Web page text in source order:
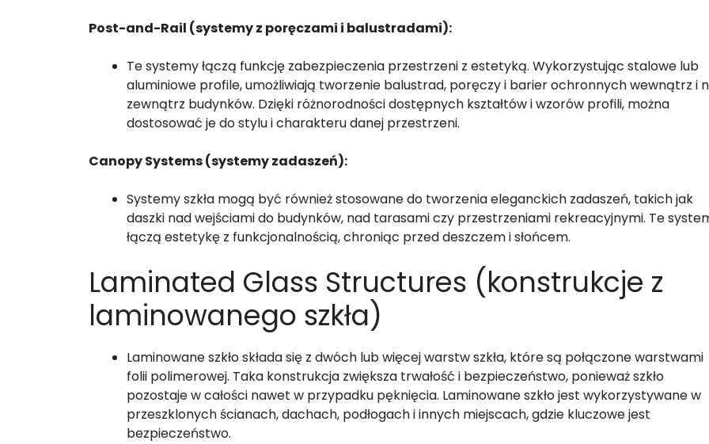
Post-and-Rail (systemy z poręczami i balustradami):
Te systemy łączą funkcję zabezpieczenia przestrzeni z estetyką. Wykorzystując stalowe lub
aluminiowe profile, umożliwiają tworzenie balustrad, poręczy i barier ochronnych wewnątrz i
zewnątrz budynków. Dzięki różnorodności dostępnych kształtów i wzorów profili, można
dostosować je do stylu i charakteru danej przestrzeni.
Canopy Systems (systemy zadaszeń):
Systemy szkła mogą być również stosowane do tworzenia eleganckich zadaszeń, takich jak
daszki nad wejściami do budynków, nad tarasami czy przestrzeniami rekreacyjnymi. Te
łączą estetykę z funkcjonalnością, chroniąc przed deszczem i słońcem.
Laminated Glass Structures (konstrukcje z
laminowanego szkła)
Laminowane szkło składa się z dwóch lub więcej warstw szkła, które są połączone warstwami
folii polimerowej. Taka konstrukcja zwiększa trwałość i bezpieczeństwo, ponieważ szkło
pozostaje w całości nawet w przypadku pęknięcia. Laminowane szkło jest wykorzystywane w
przeszklonych ścianach, dachach, podłogach i innych miejscach, gdzie kluczowe jest
bezpieczeństwo.